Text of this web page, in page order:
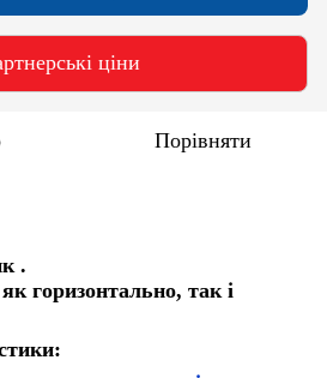
ціни
Порівняти
.
горизонтально, так і